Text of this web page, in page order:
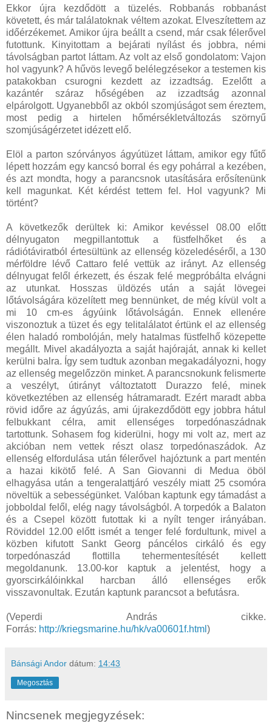
Ekkor újra kezdődött a tüzelés. Robbanás robbanást
követett, és már találatoknak véltem azokat. Elveszítettem az
időérzékemet. Amikor újra beállt a csend, már csak félerővel
futottunk. Kinyitottam a bejárati nyílást és jobbra, némi
távolságban partot láttam. Az volt az első gondolatom: Vajon
hol vagyunk? A hűvös levegő belélegzésekor a testemen kis
patakokban csurogni kezdett az izzadtság. Ezelőtt a
kazántér száraz hőségében az izzadtság azonnal
elpárolgott. Ugyanebből az okból szomjúságot sem éreztem,
most pedig a hirtelen hőmérsékletváltozás szörnyű
szomjúságérzetet idézett elő.
Elöl a parton szórványos ágyútüzet láttam, amikor egy fűtő
lépett hozzám egy kancsó borral és egy pohárral a kezében,
és azt mondta, hogy a parancsnok utasítására erősítenünk
kell magunkat. Két kérdést tettem fel. Hol vagyunk? Mi
történt?
A következők derültek ki: Amikor kevéssel 08.00 előtt
délnyugaton megpillantottuk a füstfelhőket és a
rádiótáviratból értesültünk az ellenség közeledéséről, a 130
mérföldre lévő Cattaro felé vettük az irányt. Az ellenség
délnyugat felől érkezett, és észak felé megpróbálta elvágni
az utunkat. Hosszas üldözés után a saját lövegei
lőtávolságára közelített meg bennünket, de még kívül volt a
mi 10 cm-es ágyúink lőtávolságán. Ennek ellenére
viszonoztuk a tüzet és egy telitalálatot értünk el az ellenség
élen haladó rombolóján, mely hatalmas füstfelhő közepette
megállt. Mivel akadályozta a saját hajóraját, annak ki kellet
kerülni balra. Így sem tudtuk azonban megakadályozni, hogy
az ellenség megelőzzön minket. A parancsnokunk felismerte
a veszélyt, útirányt változtatott Durazzo felé, minek
következtében az ellenség hátramaradt. Ezért maradt abba
rövid időre az ágyúzás, ami újrakezdődött egy jobbra hátul
felbukkant célra, amit ellenséges torpedónaszádnak
tartottunk. Sohasem fog kiderülni, hogy mi volt az, mert az
akcióban nem vettek részt olasz torpedónaszádok. Az
ellenség elfordulása után félerővel hajóztunk a part mentén
a hazai kikötő felé. A San Giovanni di Medua öböl
elhagyása után a tengeralattjáró veszély miatt 25 csomóra
növeltük a sebességünket. Valóban kaptunk egy támadást a
jobboldal felől, elég nagy távolságból. A torpedók a Balaton
és a Csepel között futottak ki a nyílt tenger irányában.
Röviddel 12.00 előtt ismét a tenger felé fordultunk, mivel a
közben kifutott Sankt Georg páncélos cirkáló és egy
torpedónaszád flottilla tehermentesítését kellett
megoldanunk. 13.00-kor kaptuk a jelentést, hogy a
gyorscirkálóinkkal harcban álló ellenséges erők
visszavonultak. Ezután kaptunk parancsot a befutásra.
(Veperdi András cikke.
Forrás: http://kriegsmarine.hu/hk/va00601f.html )
Bánsági Andor dátum: 14:43
Megosztás
Nincsenek megjegyzések: